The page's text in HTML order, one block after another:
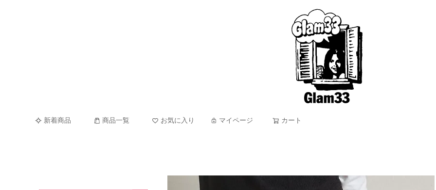
新着商品 商品一覧 お気に入り マイページ カート